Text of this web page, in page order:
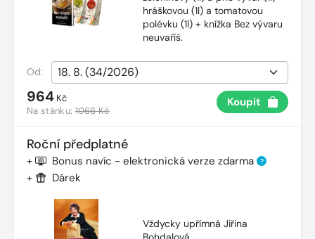
hráškovou (1l) a tomatovou
polévku (1l) + knížka Bez vývaru
neuvaříš.
Od:
964 Kč
Na stánku:1066 Kč
Koupit
Roční předplatné
+ Bonus navíc - elektronická verze zdarma ?
+ Dárek
Vždycky upřímná Jiřina